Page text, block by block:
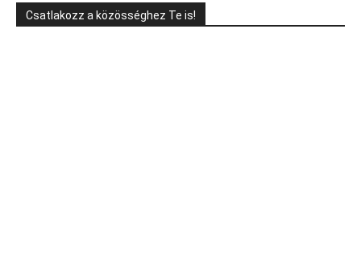
Csatlakozz a közösséghez Te is!